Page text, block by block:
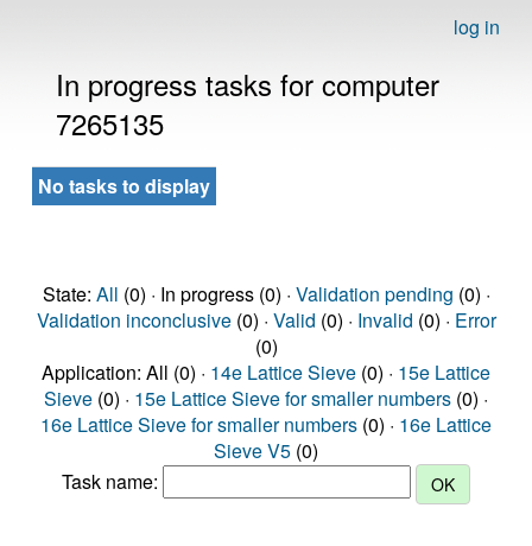
log in
In progress tasks for computer
7265135
No tasks to display
State: All (0) · In progress (0) · Validation pending (0) ·
Validation inconclusive(0) · Valid (0) · Invalid (0) · Error
(0)
Application: All (0) · 14e Lattice Sieve (0) · 15e Lattice
Sieve (0) · 15e Lattice Sieve for smaller numbers (0) ·
16e Lattice Sieve for smaller numbers (0) · 16e Lattice
Sieve V5 (0)
Task name: